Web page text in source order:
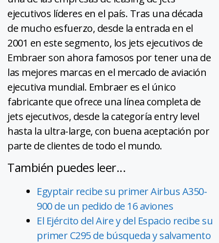
ejecutivos líderes en el país. Tras una década
de mucho esfuerzo, desde la entrada en el
2001 en este segmento, los jets ejecutivos de
Embraer son ahora famosos por tener una de
las mejores marcas en el mercado de aviación
ejecutiva mundial. Embraer es el único
fabricante que ofrece una línea completa de
jets ejecutivos, desde la categoría entry level
hasta la ultra-large, con buena aceptación por
parte de clientes de todo el mundo.
También puedes leer...
Egyptair recibe su primer Airbus A350-
900 de un pedido de 16 aviones
El Ejército del Aire y del Espacio recibe su
primer C295 de búsqueda y salvamento